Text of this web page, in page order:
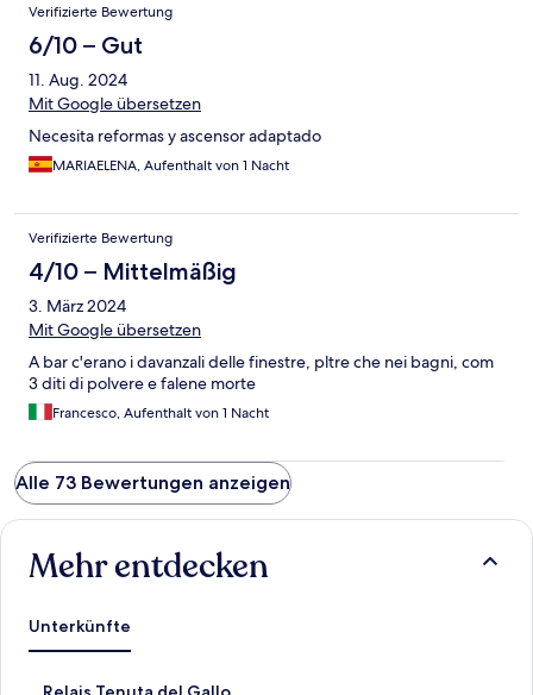
Verifizierte Bewertung
6/10 – Gut
11. Aug. 2024
Mit Google übersetzen
Necesita reformas y ascensor adaptado
MARIAELENA, Aufenthalt von 1 Nacht
Verifizierte Bewertung
4/10 – Mittelmäßig
3. März 2024
Mit Google übersetzen
A bar c'erano i davanzali delle finestre, pltre che nei bagni, com
3 diti di polvere e falene morte
Francesco, Aufenthalt von 1 Nacht
Alle 73 Bewertungen anzeigen
Mehr entdecken
Unterkünfte
L